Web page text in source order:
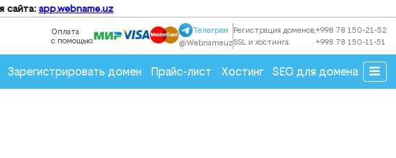
сайта: app.webname.uz
Оплата
с помощью:
Телеграм
@webnameuz
Регистрация доменов,
SSL и хостинга:
+998 78 150-21-52
+998 78 150-11-51
Зарегистрировать домен Прайс-лист Хостинг SEO для домена